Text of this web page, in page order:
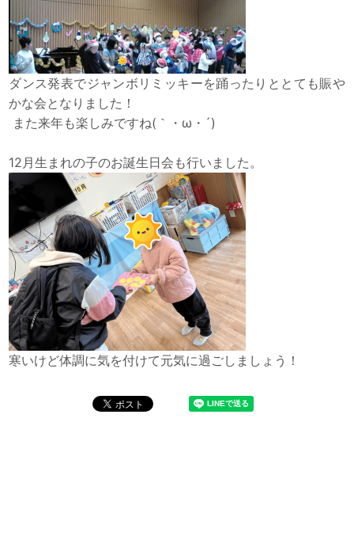
ダンス発表でジャンボリミッキーを踊ったりととても賑や
かな会となりました！
また来年も楽しみですね(｀・ω・´)
12月生まれの子のお誕生日会も行いました。
寒いけど体調に気を付けて元気に過ごしましょう！